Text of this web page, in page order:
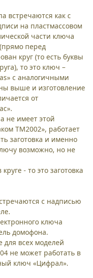
встречаются как с
на пластмассовом
части ключа
перед
круг (то есть буквы
то это ключ –
с аналогичными
выше и изготовление
от
не имеет этой
ТМ2002», работает
заготовка и именно
возможно, но не
- то это заготовка
с надписью
ключа
домофона.
всех моделей
не может работать в
ключ «Цифрал».